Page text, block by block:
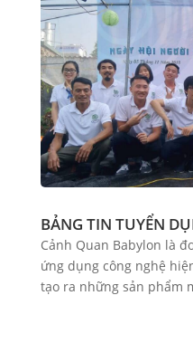
BẢNG TIN TUYỂN
Cảnh Quan Babylon là
ứng dụng công nghệ
tạo ra những sản phẩm